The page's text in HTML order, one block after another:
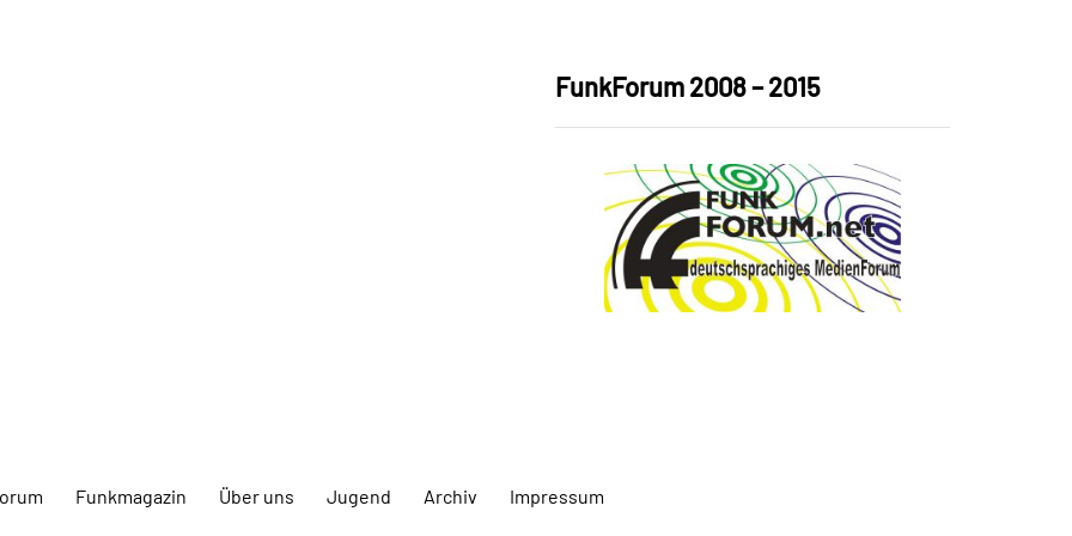
FunkForum 2008 – 2015
Funkmagazin Über uns Jugend Archiv Impressum